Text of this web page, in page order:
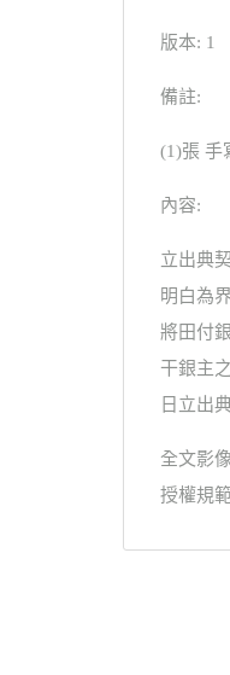
版本: 1
備註:
(1)張 手
內容:
立出典
明白為
將田付
干銀主
日立出
全文影
授權規